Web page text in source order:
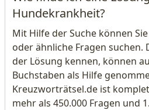
Hundekrankheit?
Mit Hilfe der Suche können
oder ähnliche Fragen suchen.
der Lösung kennen, können
Buchstaben als Hilfe
Kreuzworträtsel.de ist
mehr als 450.000 Fragen und